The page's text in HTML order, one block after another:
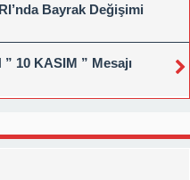
Bayrak Değişimi
” 10 KASIM ” Mesajı